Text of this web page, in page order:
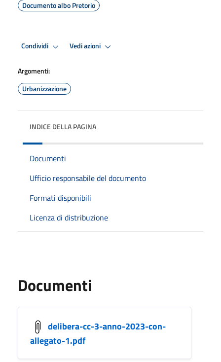
Documento albo Pretorio
Condividi Vedi azioni
Argomenti:
Urbanizzazione
INDICE DELLA PAGINA
Documenti
Ufficio responsabile del documento
Formati disponibili
Licenza di distribuzione
Documenti
delibera-cc-3-anno-2023-con-
allegato-1.pdf